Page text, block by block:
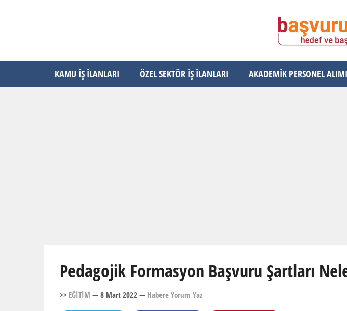
KAMU İŞ İLANLARI ÖZEL SEKTÖR İŞ İLANLARI AKADEMİK PERSONEL ALIMI
Pedagojik Formasyon Başvuru Şartları
>> EĞİTİM — 8 Mart 2022 — Habere Yorum Yaz